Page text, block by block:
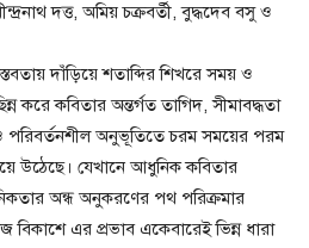
দত্ত, অমিয় চক্রবর্তী, বুদ্ধদেব বসু ও
দাঁড়িয়ে শতাব্দির শিখরে সময় ও
করে কবিতার অন্তর্গত তাগিদ, সীমাবদ্ধতা
ও পরিবর্তনশীল অনুভূতিতে চরম সময়ের পরম
উঠেছে। যেখানে আধুনিক কবিতার
অন্ধ অনুকরণের পথ পরিক্রমার
এর প্রভাব একেবারেই ভিন্ন ধারা